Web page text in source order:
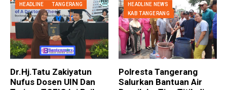
HEADLINE TANGERANG
Dr.Hj.Tatu Zakiyatun
Nufus Dosen UIN Dan
HEADLINE NEWS
KAB TANGERANG
Polresta Tangerang
Salurkan Bantuan Air